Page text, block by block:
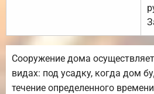
Сооружение дома
видах: под усадку, когда дом
течение определенного